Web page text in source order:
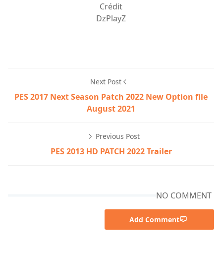
Crédit
DzPlayZ
Next Post
PES 2017 Next Season Patch 2022 New Option file
August 2021
Previous Post
PES 2013 HD PATCH 2022 Trailer
NO COMMENT
Add Comment